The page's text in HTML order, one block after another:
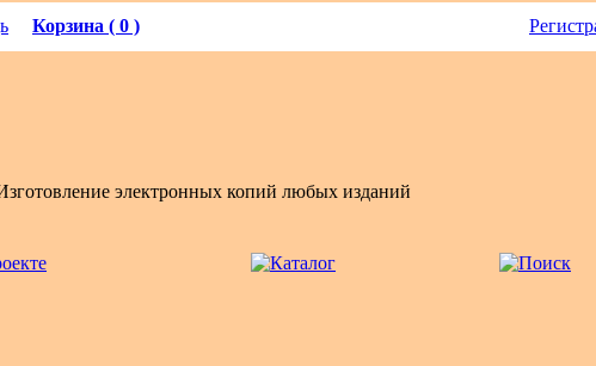
Корзина ( 0 )
электронных копий любых изданий